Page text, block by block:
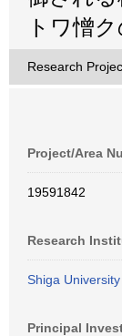
トワ憎
Research
Project/Area
19591842
Research
Shiga
Principal